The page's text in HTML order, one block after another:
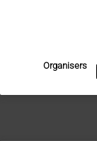
Organisers